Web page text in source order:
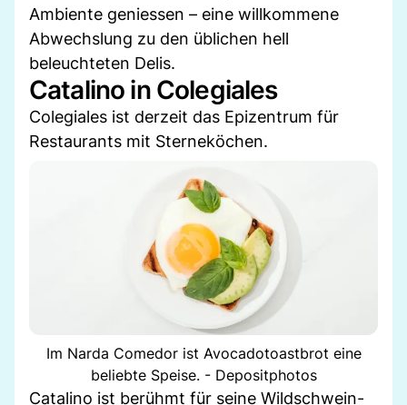
Ambiente geniessen – eine willkommene
Abwechslung zu den üblichen hell
beleuchteten Delis.
Catalino in Colegiales
Colegiales ist derzeit das Epizentrum für
Restaurants mit Sterneköchen.
Im Narda Comedor ist Avocadotoastbrot eine
beliebte Speise. - Depositphotos
Catalino ist berühmt für seine Wildschwein-